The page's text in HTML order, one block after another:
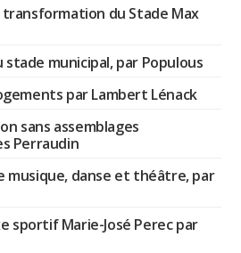
du Stade Max
stade municipal, par Populous
par Lambert Lénack
sans assemblages
Perraudin
musique, danse et théâtre, par
sportif Marie-José Perec par